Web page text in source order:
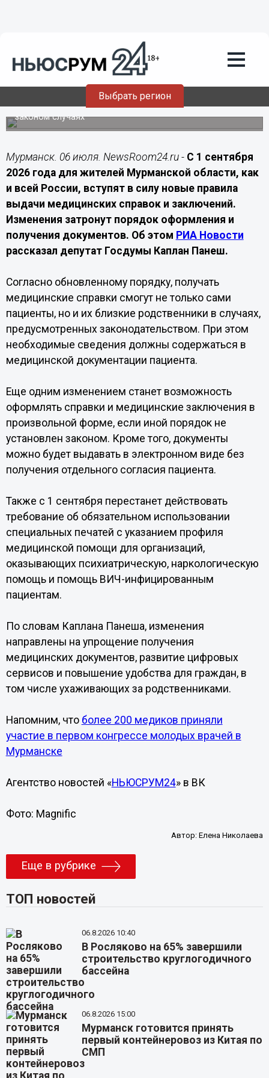
Выбрать регион
В Мурманской области с 1 сентября
изменятся правила выдачи
С осени медицинские документы смогут получать
близкие родственники пациентов в предусмотренных
законом случаях
Мурманск. 06 июля. NewsRoom24.ru - С 1 сентября
2026 года для жителей Мурманской области, как
и всей России, вступят в силу новые правила
выдачи медицинских справок и заключений.
Изменения затронут порядок оформления и
получения документов. Об этом РИА Новости
рассказал депутат Госдумы Каплан Панеш.
Согласно обновленному порядку, получать
медицинские справки смогут не только сами
пациенты, но и их близкие родственники в случаях,
предусмотренных законодательством. При этом
необходимые сведения должны содержаться в
медицинской документации пациента.
Еще одним изменением станет возможность
оформлять справки и медицинские заключения в
произвольной форме, если иной порядок не
установлен законом. Кроме того, документы
можно будет выдавать в электронном виде без
получения отдельного согласия пациента.
Также с 1 сентября перестанет действовать
требование об обязательном использовании
специальных печатей с указанием профиля
медицинской помощи для организаций,
оказывающих психиатрическую, наркологическую
помощь и помощь ВИЧ-инфицированным
пациентам.
По словам Каплана Панеша, изменения
направлены на упрощение получения
медицинских документов, развитие цифровых
сервисов и повышение удобства для граждан, в
том числе ухаживающих за родственниками.
Напомним, что более 200 медиков приняли
участие в первом конгрессе молодых врачей в
Мурманске
Агентство новостей «НЬЮСРУМ24» в ВК
Фото: Magnific
Автор:Елена Николаева
Еще в рубрике
ТОП новостей
06.8.2026 10:40
В Росляково на 65% завершили
строительство круглогодичного
бассейна
06.8.2026 15:00
Мурманск готовится принять
первый контейнеровоз из Китая по
СМП